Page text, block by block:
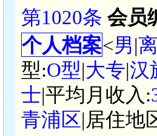
第1020条 会员
个人档案<男|
型:O型|大专|汉
士|平均月收入:
青浦区|居住地